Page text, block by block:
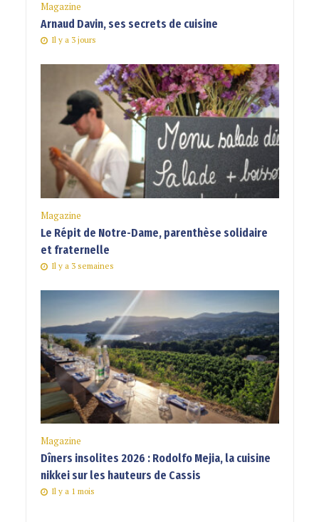
Magazine
Arnaud Davin, ses secrets de cuisine
Il y a 3 jours
Magazine
Le Répit de Notre-Dame, parenthèse solidaire
et fraternelle
Il y a 3 semaines
Magazine
Dîners insolites 2026 : Rodolfo Mejia, la cuisine
nikkei sur les hauteurs de Cassis
Il y a 1 mois